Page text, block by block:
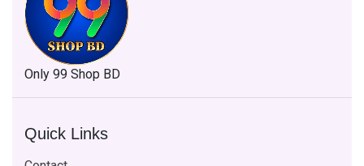
Only 99 Shop BD
Quick Links